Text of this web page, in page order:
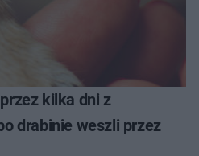
kilka dni z
drabinie weszli przez